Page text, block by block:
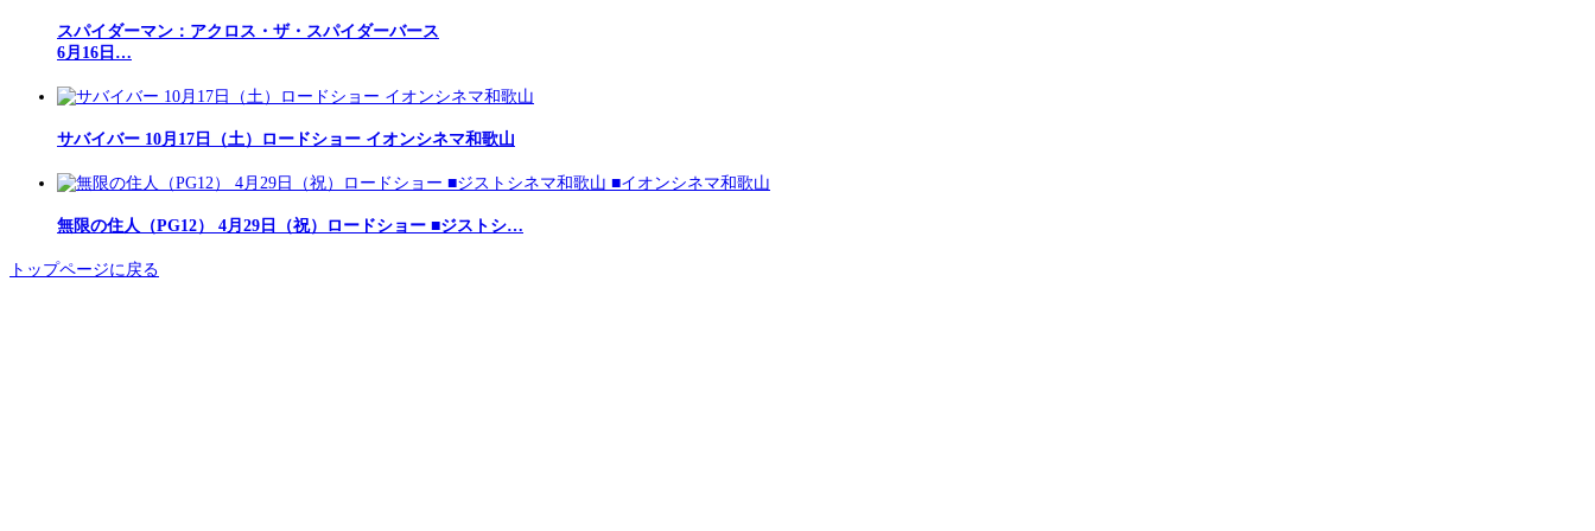
スパイダーマン：アクロス・ザ・スパイダーバース
6月16日…
サバイバー 10月17日（土）ロードショー イオンシネマ和歌山
無限の住人（PG12） 4月29日（祝）ロードショー ■ジストシ…
トップページに戻る